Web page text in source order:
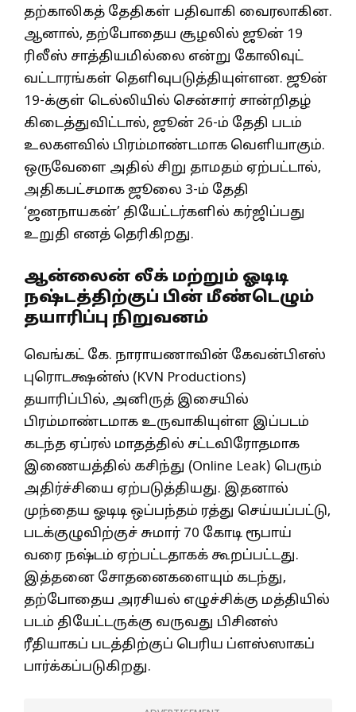
தற்காலிகத் தேதிகள் பதிவாகி வைரலாகின.
ஆனால், தற்போதைய சூழலில் ஜூன் 19
ரிலீஸ் சாத்தியமில்லை என்று கோலிவுட்
வட்டாரங்கள் தெளிவுபடுத்தியுள்ளன. ஜூன்
19-க்குள் டெல்லியில் சென்சார் சான்றிதழ்
கிடைத்துவிட்டால், ஜூன் 26-ம் தேதி படம்
உலகளவில் பிரம்மாண்டமாக வெளியாகும்.
ஒருவேளை அதில் சிறு தாமதம் ஏற்பட்டால்,
அதிகபட்சமாக ஜூலை 3-ம் தேதி
‘ஜனநாயகன்’ தியேட்டர்களில் கர்ஜிப்பது
உறுதி எனத் தெரிகிறது.
ஆன்லைன் லீக் மற்றும் ஓடிடி
நஷ்டத்திற்குப் பின் மீண்டெழும்
தயாரிப்பு நிறுவனம்
வெங்கட் கே. நாராயணாவின் கேவன்பிஎஸ்
புரொடக்ஷன்ஸ் (KVN Productions)
தயாரிப்பில், அனிருத் இசையில்
பிரம்மாண்டமாக உருவாகியுள்ள இப்படம்
கடந்த ஏப்ரல் மாதத்தில் சட்டவிரோதமாக
இணையத்தில் கசிந்து (Online Leak) பெரும்
அதிர்ச்சியை ஏற்படுத்தியது. இதனால்
முந்தைய ஓடிடி ஒப்பந்தம் ரத்து செய்யப்பட்டு,
படக்குழுவிற்குச் சுமார் 70 கோடி ரூபாய்
வரை நஷ்டம் ஏற்பட்டதாகக் கூறப்பட்டது.
இத்தனை சோதனைகளையும் கடந்து,
தற்போதைய அரசியல் எழுச்சிக்கு மத்தியில்
படம் தியேட்டருக்கு வருவது பிசினஸ்
ரீதியாகப் படத்திற்குப் பெரிய ப்ளஸ்ஸாகப்
பார்க்கப்படுகிறது.